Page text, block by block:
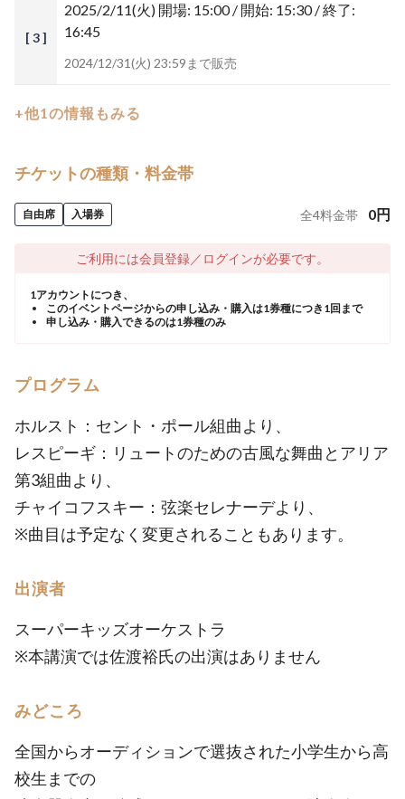
[ 3 ]
2025/2/11(火) 開場: 15:00 / 開始: 15:30 / 終了:
16:45
2024/12/31(火) 23:59まで販売
+他1の情報もみる
チケットの種類・料金帯
自由席 入場券 全4料金帯 0円
ご利用には会員登録／ログインが必要です。
1アカウントにつき、
このイベントページからの申し込み・購入は1券種につき1回まで
申し込み・購入できるのは1券種のみ
プログラム
ホルスト：セント・ポール組曲より、
レスピーギ：リュートのための古風な舞曲とアリア
第3組曲より、
チャイコフスキー：弦楽セレナーデより、
※曲目は予定なく変更されることもあります。
出演者
スーパーキッズオーケストラ
※本講演では佐渡裕氏の出演はありません
みどころ
全国からオーディションで選抜された小学生から高
校生までの